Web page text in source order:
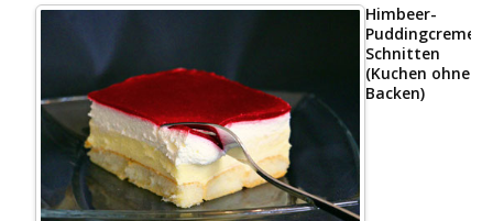
Himbeer-
Puddingcreme
Schnitten
(Kuchen ohne
Backen)